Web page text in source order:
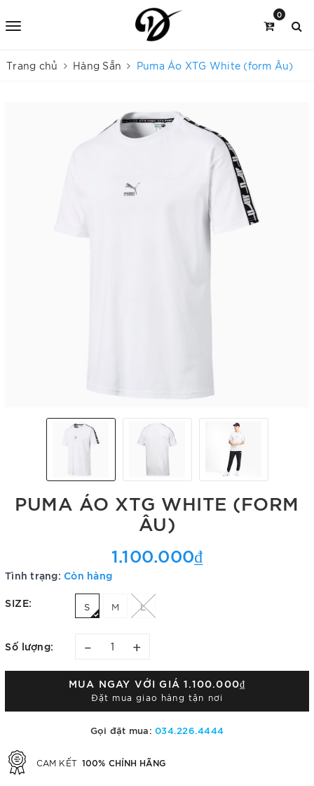
0
Trang chủ Hàng Sẵn Puma Áo XTG White (form Âu)
PUMA ÁO XTG WHITE (FORM
ÂU)
1.100.000₫
Tình trạng: Còn hàng
SIZE: S M L
Số lượng: – +
MUA NGAY VỚI GIÁ1.100.000₫
Đặt mua giao hàng tận nơi
Gọi đặt mua:034.226.4444
CAM KẾT 100% CHÍNH HÃNG